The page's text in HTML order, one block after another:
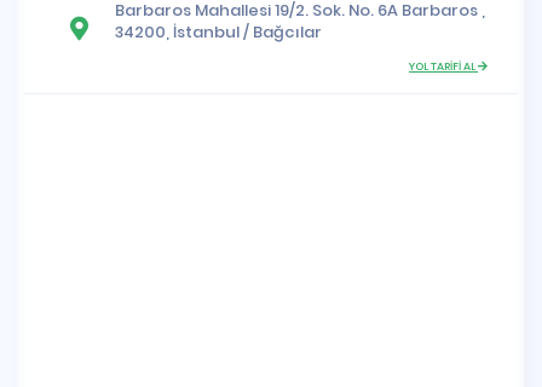
Barbaros Mahallesi19/2. Sok. No. 6A Barbaros ,
34200, İstanbul/ Bağcılar
YOL TARİFİ AL